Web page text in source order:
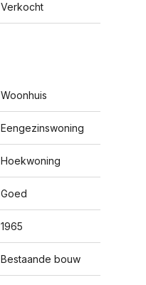
Verkocht
Woonhuis
Eengezinswoning
Hoekwoning
Goed
1965
Bestaande bouw